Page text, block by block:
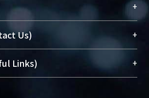
+
大學之列，為永久珍藏及向國際
究成果及學術能量，圖書館整合
）與學術庫（AH）不同功能平
術典藏NTU scholars。期能整合研
Us) +
Library)
館員(Medical Library)
Links) +